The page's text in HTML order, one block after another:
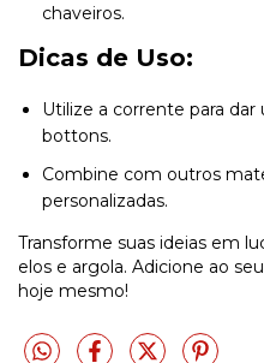
chaveiros.
Dicas de Uso:
Utilize a corrente para
bottons.
Combine com outros
personalizadas.
Transforme suas ideias em
elos e argola. Adicione ao
hoje mesmo!